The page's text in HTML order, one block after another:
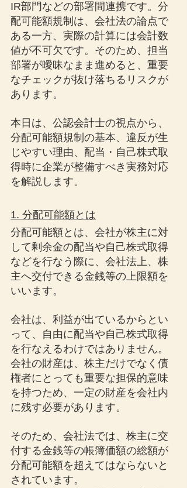
IR部門などの部署間連携です。分
配可能額規制は、会社法の論点で
ある一方、実際の計算には会計数
値が不可欠です。そのため、担当
部署が曖昧なまま進めると、重要
なチェックが抜け落ちるリスクが
あります。
本日は、公認会計士の視点から、
分配可能額規制の基本、違反が生
じやすい理由、配当・自己株式取
得時に企業が整備すべき実務対応
を解説します。
1. 分配可能額とは
分配可能額とは、会社が株主に対
して剰余金の配当や自己株式取得
などを行なう際に、会社法上、株
主へ交付できる金銭等の上限額を
いいます。
会社は、利益が出ているからとい
って、自由に配当や自己株式取得
を行なえるわけではありません。
会社の財産は、株主だけでなく債
権者にとっても重要な担保的意味
を持つため、一定の財産を会社内
に残す必要があります。
そのため、会社法では、株主に交
付する金銭等の帳簿価額の総額が
分配可能額を超えてはならないと
されています。